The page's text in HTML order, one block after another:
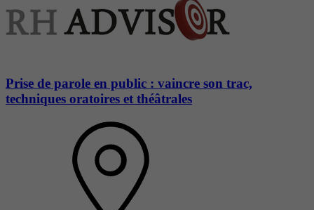
Prise de parole en public : vaincre son trac,
techniques oratoires et théâtrales